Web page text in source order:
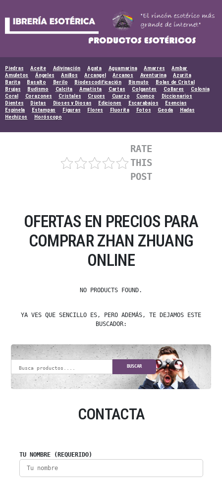
Piedras Aceite Adivinación Agata Aguamarina Amarres
Ambar
Amuletos
Ángeles Anillos Arcangel Arcanos Aventurina
Azurita
Barita
Basalto Berilo Biodescodificación Bismuto
Bolas de Cristal
Brujas
Budismo Calcita Amatista Cartas Colgantes Collares
Colonia
Coral
Corazones Cristales Cruces Cuarzo Cuenco
Diccionarios
Dientes
Dietas Dioses y Diosas Ediciones Escarabajos
Esencias
Espinela
Estampas Figuras Flores Fluorita Fotos Geoda
Hadas
Hechizos
Horóscopo
RATE
THIS
POST
OFERTAS EN PRECIOS PARA
COMPRAR ZHAN ZHUANG
ONLINE
NO PRODUCTS FOUND.
YA VES QUE SENCILLO ES, PERO ADEMÁS, TE DEJAMOS ESTE
BUSCADOR:
BUSCAR
CONTACTA
TU NOMBRE (REQUERIDO)